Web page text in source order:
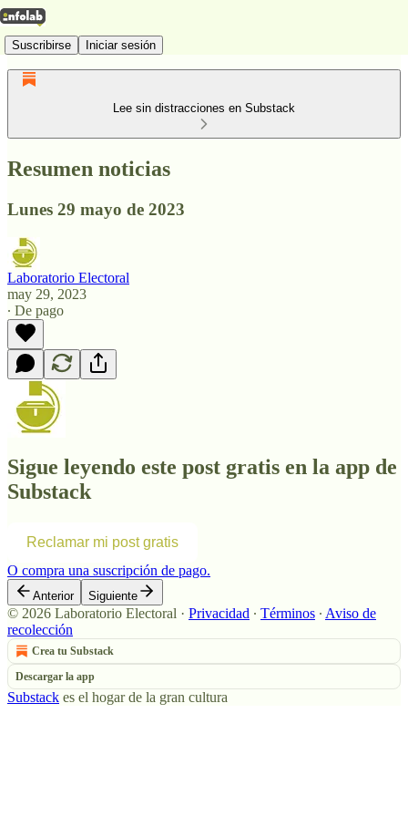
Suscribirse Iniciar sesión
Lee sin distracciones en Substack
Resumen noticias
Lunes 29 mayo de 2023
Laboratorio Electoral
may 29, 2023
∙ De pago
Sigue leyendo este post gratis en la app de
Substack
Reclamar mi post gratis
O compra una suscripción de pago.
Anterior Siguiente
© 2026 Laboratorio Electoral · Privacidad ∙ Términos ∙ Aviso de
recolección
Crea tu Substack
Descargar la app
Substack es el hogar de la gran cultura